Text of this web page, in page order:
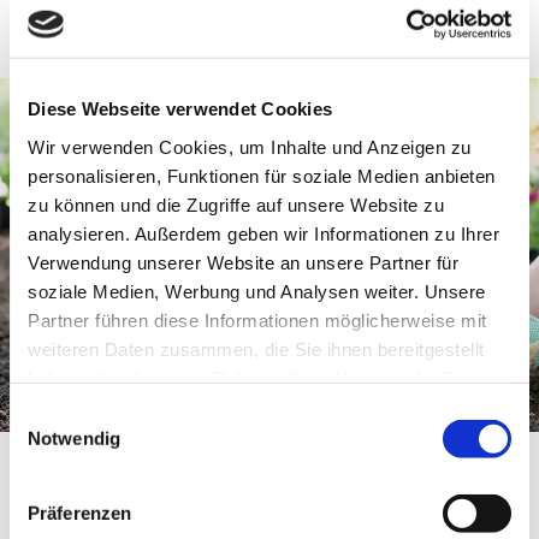
Diese Webseite verwendet Cookies
Wir verwenden Cookies, um Inhalte und Anzeigen zu
personalisieren, Funktionen für soziale Medien anbieten
zu können und die Zugriffe auf unsere Website zu
analysieren. Außerdem geben wir Informationen zu Ihrer
Verwendung unserer Website an unsere Partner für
soziale Medien, Werbung und Analysen weiter. Unsere
Partner führen diese Informationen möglicherweise mit
weiteren Daten zusammen, die Sie ihnen bereitgestellt
Einwilligungsauswahl
Notwendig
Präferenzen
UNSER TEAM SUCHT
VERSTÄRKUNG
Bist du engagiert und liebst es, an der frischen Luft